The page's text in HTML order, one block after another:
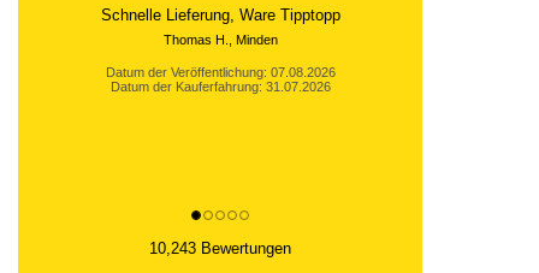
Schnelle Lieferung, Ware Tipptopp
Thomas H., Minden
Datum der Veröffentlichung: 07.08.2026
Datum der Kauferfahrung: 31.07.2026
10,243 Bewertungen